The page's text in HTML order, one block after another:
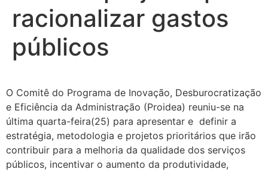
racionalizar gastos
públicos
O Comitê do Programa de Inovação, Desburocratização
e Eficiência da Administração (Proidea) reuniu-se na
última quarta-feira(25) para apresentar e definir a
estratégia, metodologia e projetos prioritários que irão
contribuir para a melhoria da qualidade dos serviços
públicos, incentivar o aumento da produtividade,